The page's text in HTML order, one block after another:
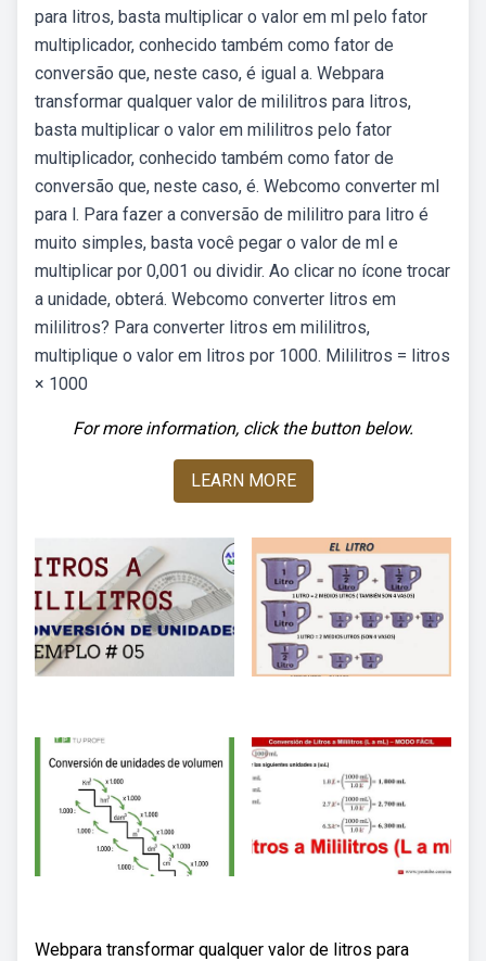
para litros, basta multiplicar o valor em ml pelo fator
multiplicador, conhecido também como fator de
conversão que, neste caso, é igual a. Webpara
transformar qualquer valor de mililitros para litros,
basta multiplicar o valor em mililitros pelo fator
multiplicador, conhecido também como fator de
conversão que, neste caso, é. Webcomo converter ml
para l. Para fazer a conversão de mililitro para litro é
muito simples, basta você pegar o valor de ml e
multiplicar por 0,001 ou dividir. Ao clicar no ícone trocar
a unidade, obterá. Webcomo converter litros em
mililitros? Para converter litros em mililitros,
multiplique o valor em litros por 1000. Mililitros = litros
× 1000
For more information, click the button below.
LEARN MORE
Webpara transformar qualquer valor de litros para